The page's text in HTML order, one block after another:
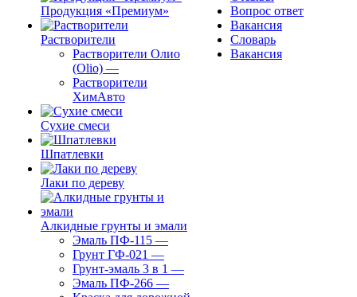
Продукция «Премиум»
Растворители
Растворители Олио
(Olio) —
Растворители
ХимАвто
Сухие смеси
Шпатлевки
Лаки по дереву
Алкидные грунты и эмали
Эмаль ПФ-115 —
Грунт ГФ-021 —
Грунт-эмаль 3 в 1 —
Эмаль ПФ-266 —
Вопрос ответ
Вакансия
Словарь
Вакансия